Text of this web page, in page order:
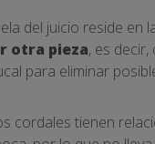
del juicio reside en
otra pieza, es
para eliminar
cordales tienen